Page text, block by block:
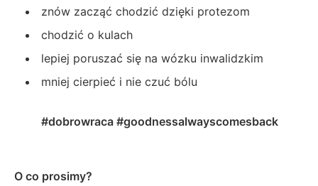
znów zacząć chodzić dzięki protezom
chodzić o kulach
lepiej poruszać się na wózku inwalidzkim
mniej cierpieć i nie czuć bólu
#dobrowraca #goodnessalwayscomesback
O co prosimy?